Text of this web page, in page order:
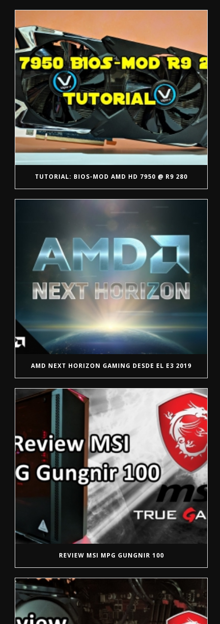
TUTORIAL: BIOS-MOD AMD HD 7950 @ R9 280
AMD NEXT HORIZON GAMING DESDE EL E3 2019
REVIEW MSI MPG GUNGNIR 100